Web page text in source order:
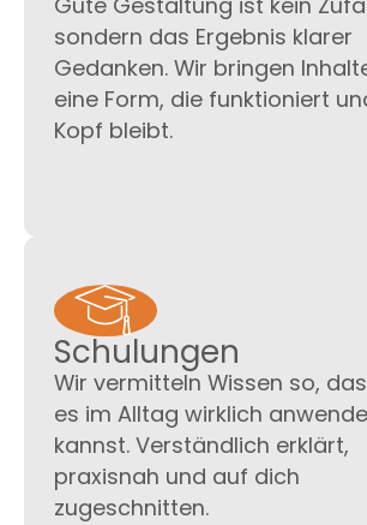
sondern das Ergebnis klarer
Gedanken. Wir bringen
eine Form, die funktioniert
Kopf bleibt.
Schulungen
Wir vermitteln Wissen so,
es im Alltag wirklich
kannst. Verständlich erklärt,
praxisnah und auf dich
zugeschnitten.